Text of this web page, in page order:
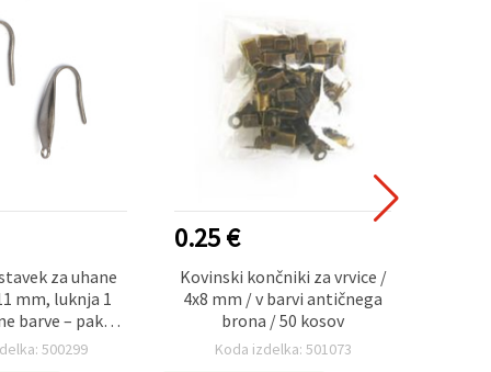
za uhane
mm, luknja 1
barve – paket
kosov500299
0.25 €
Kovinski končniki za vrvice /
4x8 mm / v barvi antičnega
brona / 50 kosov
Koda izdelka: 501073